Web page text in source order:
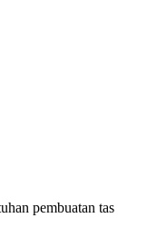
pembuatan tas